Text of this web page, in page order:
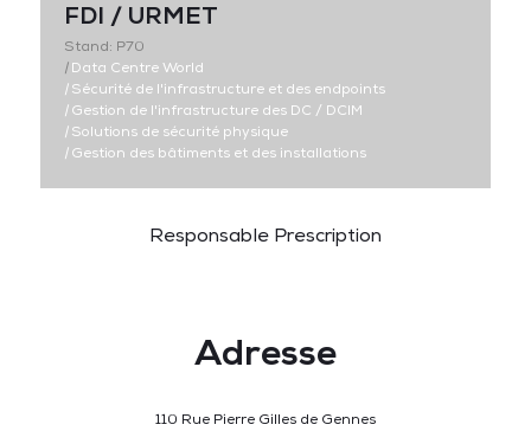
FDI / URMET
Stand: P70
|Data Centre World
|Sécurité de l'infrastructure et des endpoints
|Gestion de l'infrastructure des DC / DCIM
|Solutions de sécurité physique
|Gestion des bâtiments et des installations
Responsable Prescription
Adresse
110 Rue Pierre Gilles de Gennes